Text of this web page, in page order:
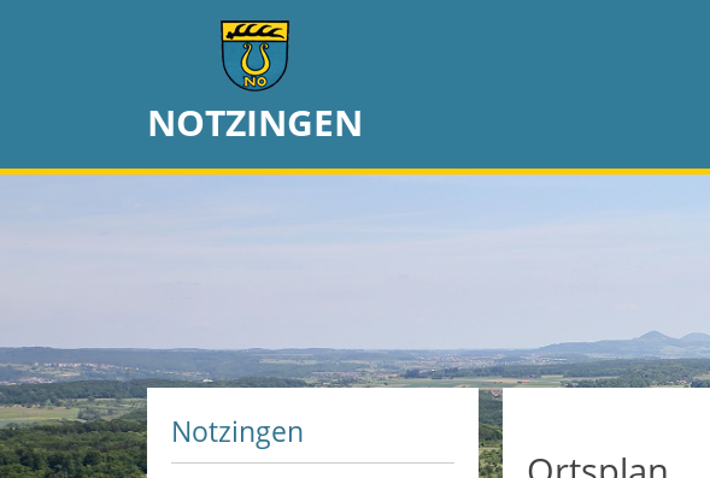
NOTZINGEN
Notzingen